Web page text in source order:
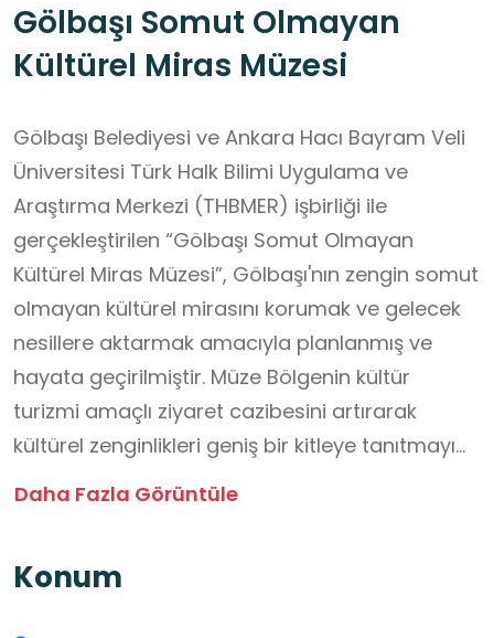
Gölbaşı Somut Olmayan
Kültürel Miras Müzesi
Gölbaşı Belediyesi ve Ankara Hacı Bayram Veli
Üniversitesi Türk Halk Bilimi Uygulama ve
Araştırma Merkezi (THBMER) işbirliği ile
gerçekleştirilen “Gölbaşı Somut Olmayan
Kültürel Miras Müzesi”, Gölbaşı'nın zengin somut
olmayan kültürel mirasını korumak ve gelecek
nesillere aktarmak amacıyla planlanmış ve
hayata geçirilmiştir. Müze Bölgenin kültür
turizmi amaçlı ziyaret cazibesini artırarak
kültürel zenginlikleri geniş bir kitleye tanıtmayı
hedeflemektedir. Proje kapsamında Gölbaşı
yapılmıştır. Ankara Hacı Bayram Veli Üniversitesi
Daha Fazla Görüntüle
Konum